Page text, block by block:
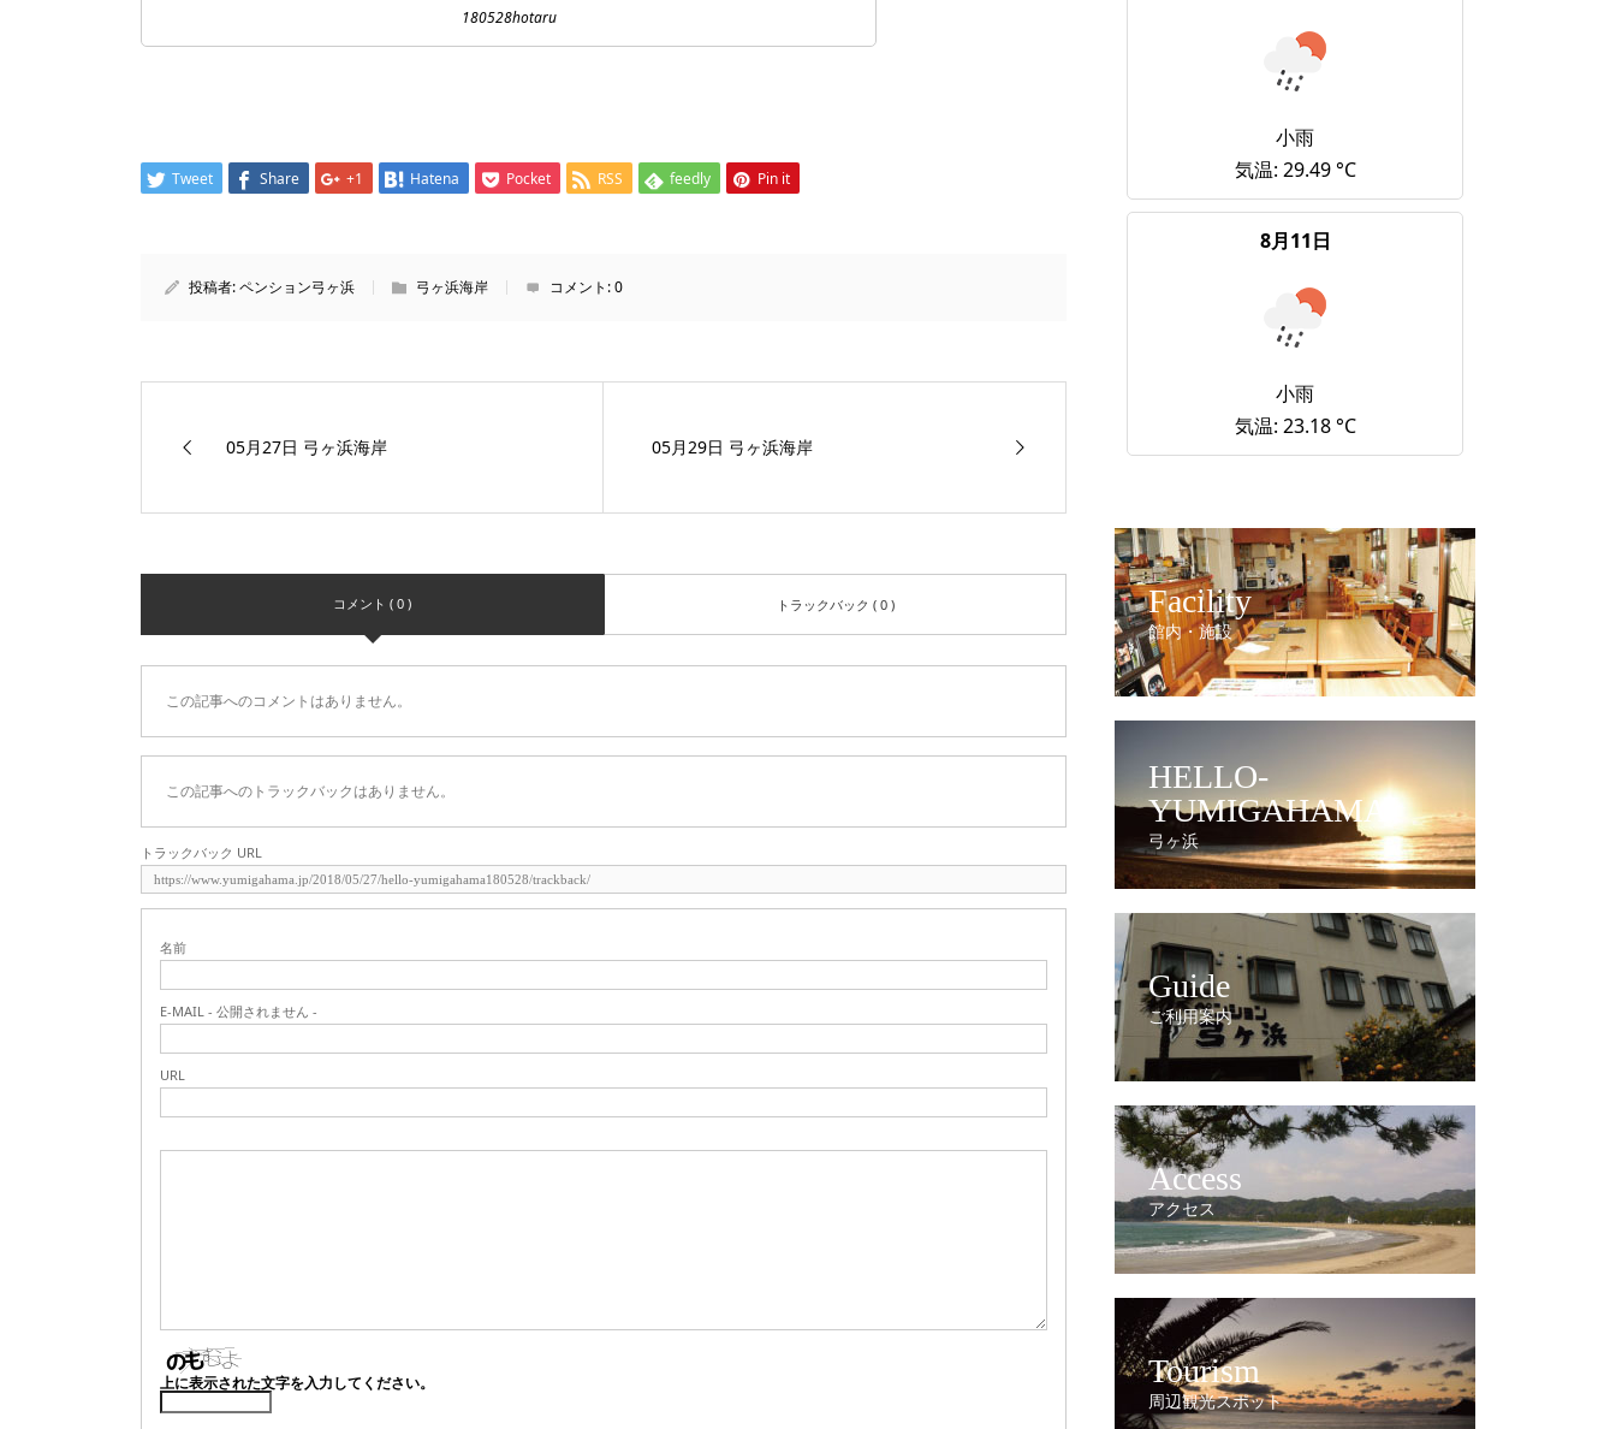
180528hotaru
Tweet Share +1 Hatena Pocket RSS feedly Pin it
投稿者:ペンション弓ヶ浜 弓ヶ浜海岸 コメント:0
05月27日 弓ヶ浜海岸 05月29日 弓ヶ浜海岸
コメント ( 0 ) トラックバック ( 0 )
この記事へのコメントはありません。
この記事へのトラックバックはありません。
トラックバック URL
名前
E-MAIL - 公開されません -
URL
上に表示された文字を入力してください。
小雨
気温: 29.49 °C
8月11日
小雨
気温: 23.18 °C
Facility
館内・施設
HELLO-
YUMIGAHAMA
弓ヶ浜
Guide
ご利用案内
Access
アクセス
Tourism
周辺観光スポット